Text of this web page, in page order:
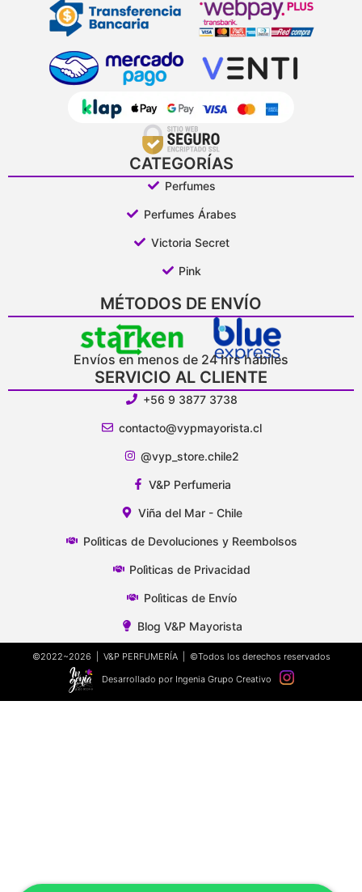
CATEGORÍAS
Perfumes
Perfumes Árabes
Victoria Secret
Pink
MÉTODOS DE ENVÍO
Envíos en menos de 24 hrs hábiles
SERVICIO AL CLIENTE
+56 9 3877 3738
contacto@vypmayorista.cl
@vyp_store.chile2
V&P Perfumeria
Viña del Mar - Chile
Polìticas de Devoluciones y Reembolsos
Polìticas de Privacidad
Polìticas de Envío
Blog V&P Mayorista
©2022~2026 | V&P PERFUMERÍA | ©Todos los derechos reservados
Desarrollado por Ingenia Grupo Creativo